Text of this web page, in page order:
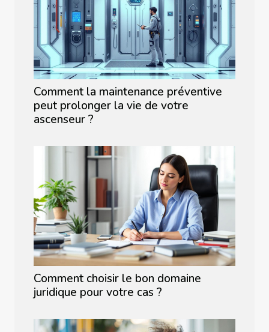
Comment la maintenance préventive
peut prolonger la vie de votre
ascenseur ?
Comment choisir le bon domaine
juridique pour votre cas ?